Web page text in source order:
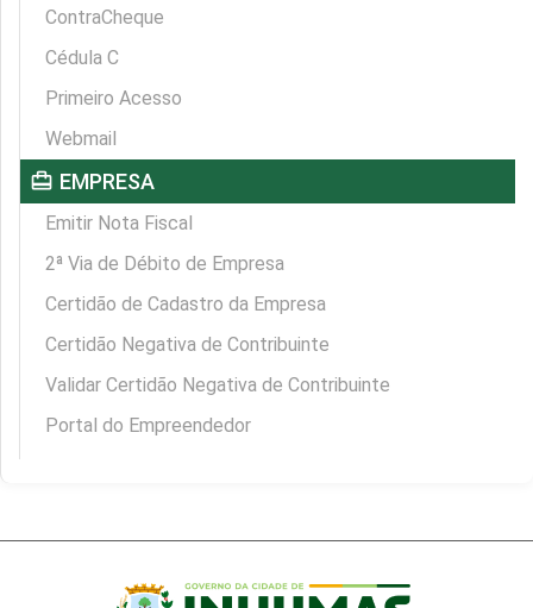
ContraCheque
Cédula C
Primeiro Acesso
Webmail
card_travel EMPRESA
Emitir Nota Fiscal
2ª Via de Débito de Empresa
Certidão de Cadastro da Empresa
Certidão Negativa de Contribuinte
Validar Certidão Negativa de Contribuinte
Portal do Empreendedor